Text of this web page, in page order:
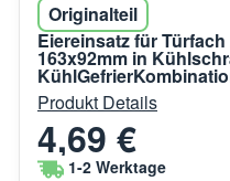
Originalteil
Eiereinsatz für Türfach
163x92mm in
Produkt Details
4,69 €
1-2 Werktage